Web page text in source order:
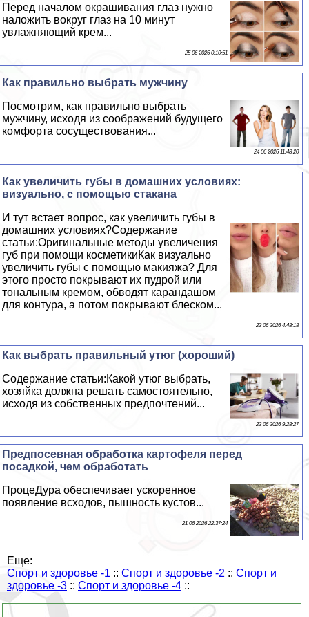
Перед началом окрашивания глаз нужно
наложить вокруг глаз на 10 минут
увлажняющий крем...
25 06 2026 0:10:51
Как правильно выбрать мужчину
Посмотрим, как правильно выбрать
мужчину, исходя из соображений будущего
комфорта сосуществования...
24 06 2026 11:48:20
Как увеличить губы в домашних условиях:
визуально, с помощью стакана
И тут встает вопрос, как увеличить губы в
домашних условиях?Содержание
статьи:Оригинальные методы увеличения
губ при помощи косметикиКак визуально
увеличить губы с помощью макияжа? Для
этого просто покрывают их пудрой или
тональным кремом, обводят карандашом
для контура, а потом покрывают блеском...
23 06 2026 4:48:18
Как выбрать правильный утюг (хороший)
Содержание статьи:Какой утюг выбрать,
хозяйка должна решать самостоятельно,
исходя из собственных предпочтений...
22 06 2026 9:28:27
Предпосевная обработка картофеля перед
посадкой, чем обработать
ПроцеДypa обеспечивает ускоренное
появление всходов, пышность кустов...
21 06 2026 22:37:24
Еще:
Спорт и здоровье -1 :: Спорт и здоровье -2 :: Спорт и
здоровье -3 :: Спорт и здоровье -4 ::